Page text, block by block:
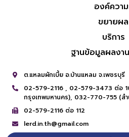
องค์ควา
ขยายผล
บริการ
ฐานข้อมูลผลงา
ต.แหลมผักเบี้ย อ.บ้านแหลม จ.เพชรบุรี
02-579-2116 , 02-579-3473 ต่อ
กรุงเทพมหานคร), 032-770-755 (สำ
02-579-2116 ต่อ 112
lerd.in.th@gmail.com